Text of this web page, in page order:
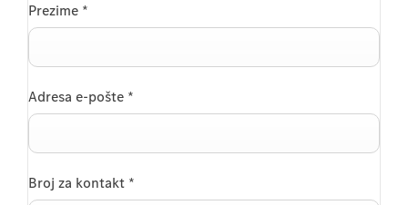
Prezime *
Adresa e-pošte *
Broj za kontakt *